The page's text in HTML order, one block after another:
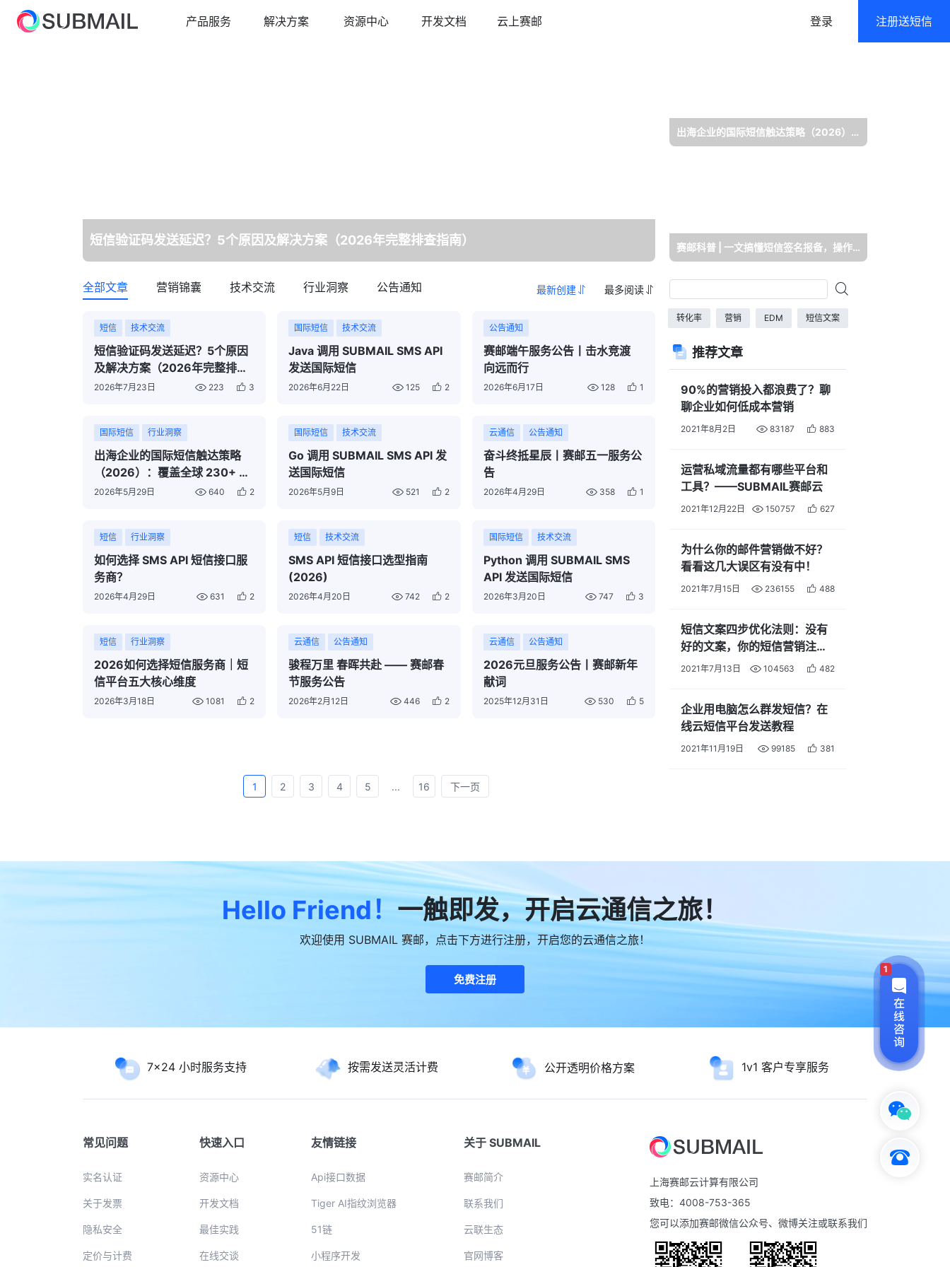
产品服务 解决方案 资源中心 开发文档 云上赛邮
身份验证
登录 注册送短信
1
短信验证码发送延迟？5个原因及解决方案（2026年完整排查指南）
全部文章 营销锦囊 技术交流 行业洞察 公告通知 最新创建 最多阅读
短信 技术交流
短信验证码发送延迟？5个原因
及解决方案（2026年完整排查
指南）
2026年7月23日 223 3
国际短信 技术交流
Java 调用 SUBMAIL SMS API
发送国际短信
2026年6月22日 125 2
公告通知
赛邮端午服务公告丨击水竞渡
向远而行
2026年6月17日 128 1
国际短信 行业洞察
出海企业的国际短信触达策略
（2026）：覆盖全球 230+ 国
家/地区
2026年5月29日 640 2
国际短信 技术交流
Go 调用 SUBMAIL SMS API 发
送国际短信
2026年5月9日 521 2
云通信 公告通知
奋斗终抵星辰丨赛邮五一服务公
告
2026年4月29日 358 1
短信 行业洞察
如何选择 SMS API 短信接口服
务商？
2026年4月29日 631 2
短信 技术交流
SMS API 短信接口选型指南
(2026)
2026年4月20日 742 2
国际短信 技术交流
Python 调用 SUBMAIL SMS
API 发送国际短信
2026年3月20日 747 3
短信 行业洞察
2026如何选择短信服务商｜短
信平台五大核心维度
2026年3月18日 1081 2
云通信 公告通知
骏程万里 春晖共赴 —— 赛邮春
节服务公告
2026年2月12日 446 2
云通信 公告通知
2026元旦服务公告丨赛邮新年
献词
2025年12月31日 530 5
1 2 3 4 5 ... 16 下一页
出海企业的国际短信触达策略（2026）：覆盖全球 230+ 国家/地区
赛邮科普 | 一文搞懂短信签名报备，操作指南与解决方案
转化率 营销 EDM 短信文案
推荐文章
90%的营销投入都浪费了？聊
聊企业如何低成本营销
2021年8月2日 83187 883
运营私域流量都有哪些平台和
工具？——SUBMAIL赛邮云
2021年12月22日 150757 627
为什么你的邮件营销做不好？
看看这几大误区有没有中！
2021年7月15日 236155 488
短信文案四步优化法则：没有
好的文案，你的短信营销注定
石沉大海
2021年7月13日 104563 482
企业用电脑怎么群发短信？在
线云短信平台发送教程
2021年11月19日 99185 381
Hello Friend！一触即发，开启云通信之旅！
欢迎使用 SUBMAIL 赛邮，点击下方进行注册，开启您的云通信之旅！
免费注册
7x24 小时服务支持 按需发送灵活计费 公开透明价格方案 1v1 客户专享服务
常见问题
实名认证
关于发票
隐私安全
定价与计费
快速入口
资源中心
开发文档
最佳实践
在线交谈
友情链接
Api接口数据
Tiger AI指纹浏览器
51链
小程序开发
关于 SUBMAIL
赛邮简介
联系我们
云联生态
官网博客
上海赛邮云计算有限公司
致电：4008-753-365
您可以添加赛邮微信公众号、微博关注或联系我们